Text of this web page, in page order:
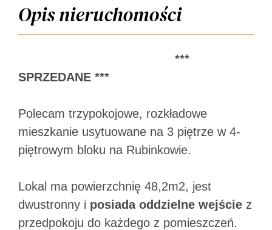
Opis nieruchomości
***
SPRZEDANE ***
Polecam trzypokojowe, rozkładowe
mieszkanie usytuowane na 3 piętrze w 4-
piętrowym bloku na Rubinkowie.
Lokal ma powierzchnię 48,2m2, jest
dwustronny i posiada oddzielne wejście z
przedpokoju do każdego z pomieszczeń.